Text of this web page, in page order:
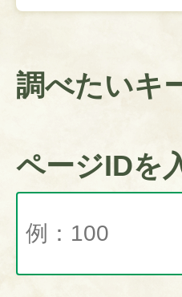
調べたいキ
ページIDを